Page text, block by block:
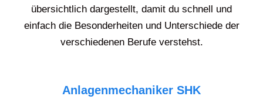
übersichtlich dargestellt, damit du schnell und
einfach die Besonderheiten und Unterschiede der
verschiedenen Berufe verstehst.
Anlagenmechaniker SHK